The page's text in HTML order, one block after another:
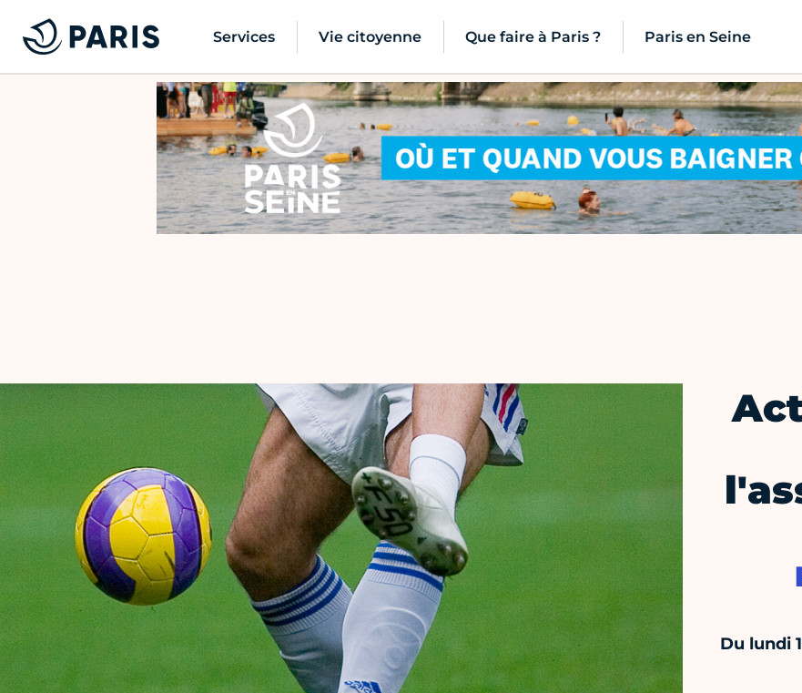
Services Vie citoyenne Que faire à Paris ? Paris en Seine
Du lundi 1